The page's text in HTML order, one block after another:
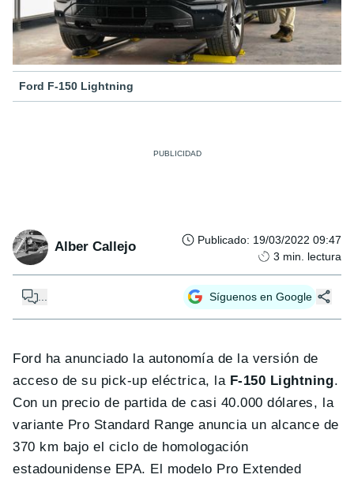
Ford F-150 Lightning
Alber Callejo Publicado: 19/03/2022 09:47
3 min. lectura
Síguenos en Google
Ford ha anunciado la autonomía de la versión de
acceso de su pick-up eléctrica, la F-150 Lightning.
Con un precio de partida de casi 40.000 dólares, la
variante Pro Standard Range anuncia un alcance de
370 km bajo el ciclo de homologación
estadounidense EPA. El modelo Pro Extended